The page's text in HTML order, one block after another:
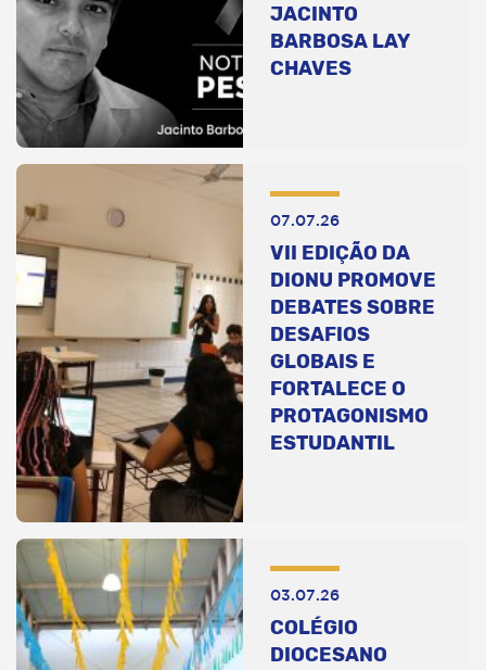
JACINTO
BARBOSA LAY
CHAVES
07.07.26
VII EDIÇÃO DA
DIONU PROMOVE
DEBATES SOBRE
DESAFIOS
GLOBAIS E
FORTALECE O
PROTAGONISMO
ESTUDANTIL
03.07.26
COLÉGIO
DIOCESANO